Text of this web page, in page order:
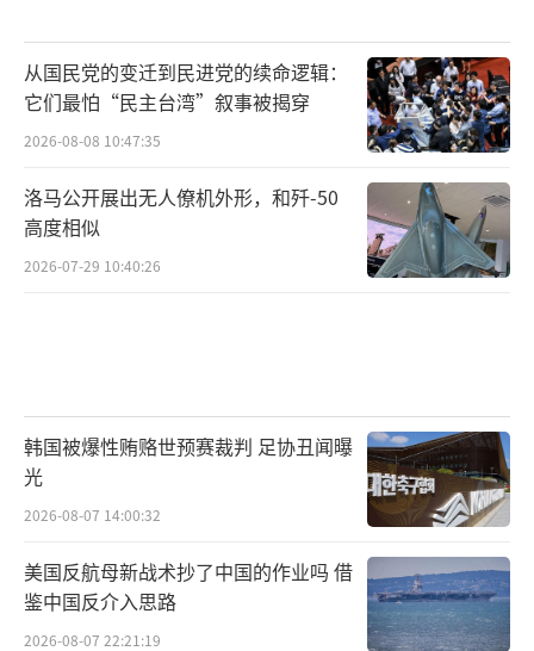
从国民党的变迁到民进党的续命逻辑：
它们最怕“民主台湾”叙事被揭穿
2026-08-08 10:47:35
洛马公开展出无人僚机外形，和歼-50
高度相似
2026-07-29 10:40:26
韩国被爆性贿赂世预赛裁判 足协丑闻曝
光
2026-08-07 14:00:32
美国反航母新战术抄了中国的作业吗 借
鉴中国反介入思路
2026-08-07 22:21:19